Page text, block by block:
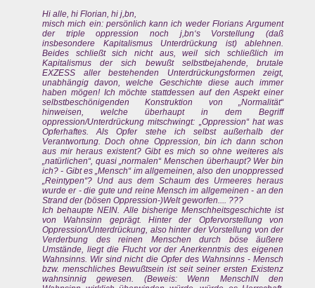
Hi alle, hi Florian, hi j,bn,
misch mich ein: persönlich kann ich weder Florians Argument
der triple oppression noch j,bn‘s Vorstellung (daß
insbesondere Kapitalismus Unterdrückung ist) ablehnen.
Beides schließt sich nicht aus, weil sich schließlich im
Kapitalismus der sich bewußt selbstbejahende, brutale
EXZESS aller bestehenden Unterdrückungsformen zeigt,
unabhängig davon, welche Geschichte diese auch immer
haben mögen! Ich möchte stattdessen auf den Aspekt einer
selbstbeschönigenden Konstruktion von „Normalität“
hinweisen, welche überhaupt in dem Begriff
oppression/Unterdrückung mitschwingt: „Oppression“ hat was
Opferhaftes. Als Opfer stehe ich selbst außerhalb der
Verantwortung. Doch ohne Oppression, bin ich dann schon
aus mir heraus existent? Gibt es mich so ohne weiteres als
„natürlichen“, quasi „normalen“ Menschen überhaupt? Wer bin
ich? - Gibt es „Mensch“ im allgemeinen, also den unoppressed
„Reintypen“? Und aus dem Schaum des Urmeeres heraus
wurde er - die gute und reine Mensch im allgemeinen - an den
Strand der (bösen Oppression-)Welt geworfen.... ???
Ich behaupte NEIN. Alle bisherige Menschheitsgeschichte ist
von Wahnsinn geprägt. Hinter der Opfervorstellung von
Oppression/Unterdrückung, also hinter der Vorstellung von der
Verderbung des reinen Menschen durch böse äußere
Umstände, liegt die Flucht vor der Anerkenntnis des eigenen
Wahnsinns. Wir sind nicht die Opfer des Wahnsinns - Mensch
bzw. menschliches Bewußtsein ist seit seiner ersten Existenz
wahnsinnig gewesen. (Beweis: Wenn MenschIN den